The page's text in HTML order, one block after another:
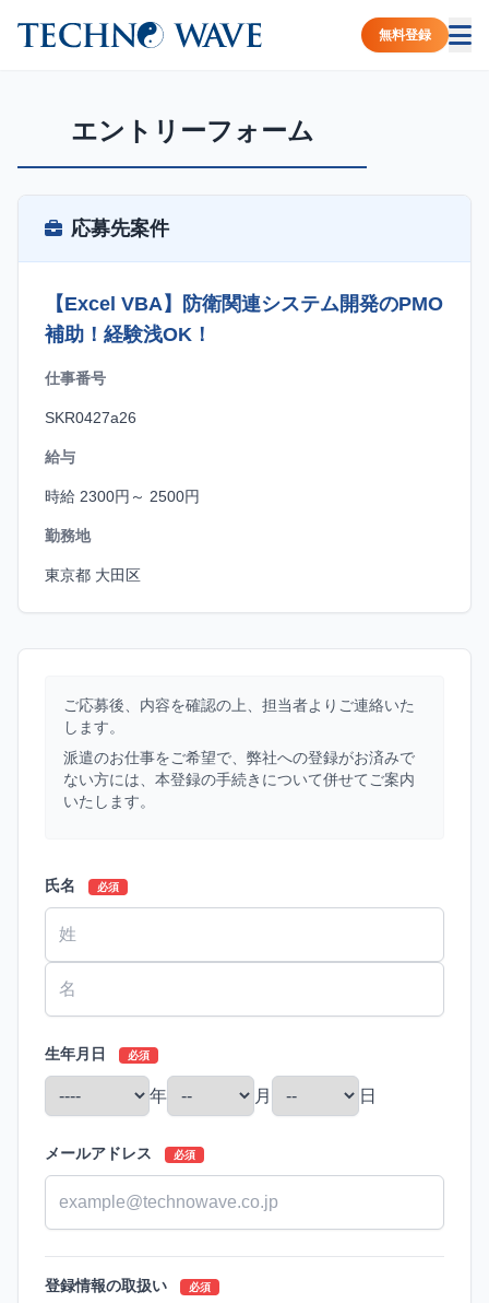
無料登録
エントリーフォーム
応募先案件
【Excel VBA】防衛関連システム開発のPMO
補助！経験浅OK！
仕事番号
SKR0427a26
給与
時給 2300円～ 2500円
勤務地
東京都 大田区
ご応募後、内容を確認の上、担当者よりご連絡いた
します。
派遣のお仕事をご希望で、弊社への登録がお済みで
ない方には、本登録の手続きについて併せてご案内
いたします。
氏名 必須
生年月日 必須
年 月 日
メールアドレス 必須
登録情報の取扱い 必須